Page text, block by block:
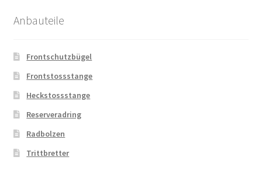
Anbauteile
Frontschutzbügel
Frontstossstange
Heckstossstange
Reserveradring
Radbolzen
Trittbretter